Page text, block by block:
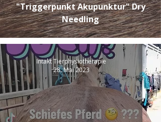
"Triggerpunkt Akupunktur" Dry
Needling
Intakt Tierphysiotherapie
28. Mai 2023